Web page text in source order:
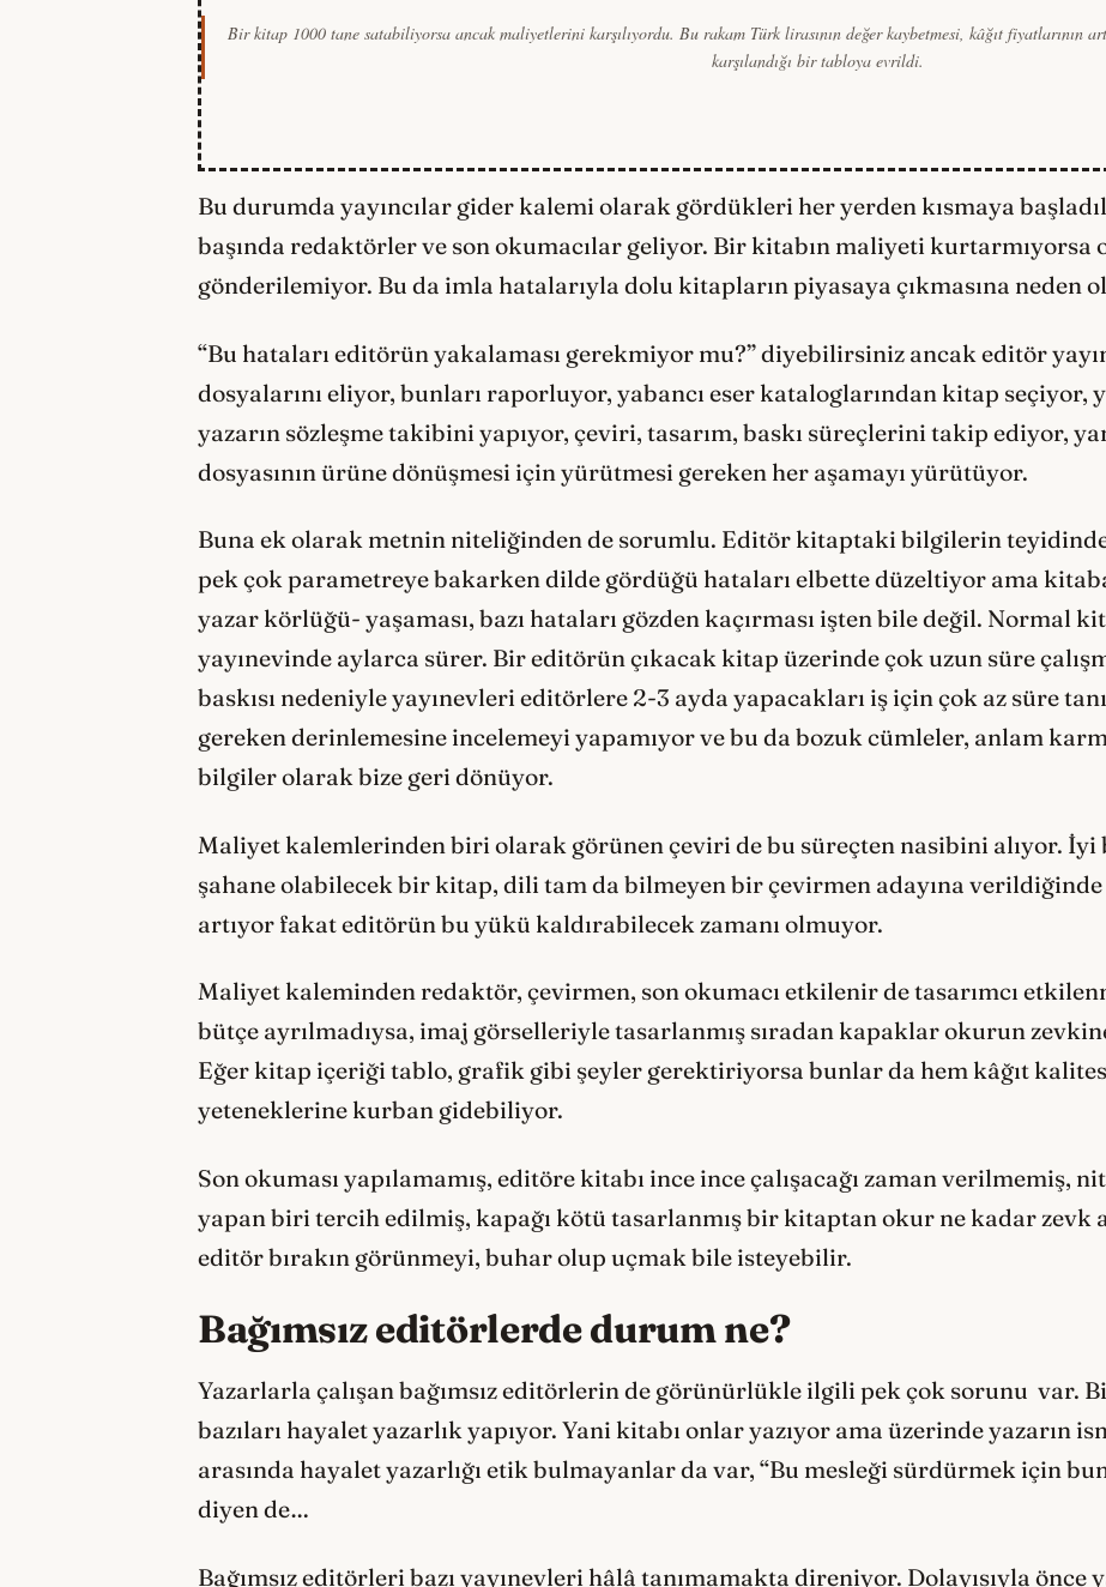
Bir kitap 1000 tane satabiliyorsa ancak maliyetlerini karşılıyordu. Bu rakam Türk lirasının değer kaybetmesi, kâğıt fiyatlarının
karşılandığı bir tabloya evrildi.
Bu durumda yayıncılar gider kalemi olarak gördükleri her yerden kısmaya
başında redaktörler ve son okumacılar geliyor. Bir kitabın maliyeti kurtarmıyorsa
gönderilemiyor. Bu da imla hatalarıyla dolu kitapların piyasaya çıkmasına neden
“Bu hataları editörün yakalaması gerekmiyor mu?” diyebilirsiniz ancak editör
dosyalarını eliyor, bunları raporluyor, yabancı eser kataloglarından kitap seçiyor,
yazarın sözleşme takibini yapıyor, çeviri, tasarım, baskı süreçlerini takip ediyor,
dosyasının ürüne dönüşmesi için yürütmesi gereken her aşamayı yürütüyor.
Buna ek olarak metnin niteliğinden de sorumlu. Editör kitaptaki bilgilerin
pek çok parametreye bakarken dilde gördüğü hataları elbette düzeltiyor ama
yazar körlüğü- yaşaması, bazı hataları gözden kaçırması işten bile değil. Normal
yayınevinde aylarca sürer. Bir editörün çıkacak kitap üzerinde çok uzun süre
baskısı nedeniyle yayınevleri editörlere 2-3 ayda yapacakları iş için çok az süre
gereken derinlemesine incelemeyi yapamıyor ve bu da bozuk cümleler, anlam
bilgiler olarak bize geri dönüyor.
Maliyet kalemlerinden biri olarak görünen çeviri de bu süreçten nasibini alıyor.
şahane olabilecek bir kitap, dili tam da bilmeyen bir çevirmen adayına
artıyor fakat editörün bu yükü kaldırabilecek zamanı olmuyor.
Maliyet kaleminden redaktör, çevirmen, son okumacı etkilenir de tasarımcı
bütçe ayrılmadıysa, imaj görselleriyle tasarlanmış sıradan kapaklar okurun
Eğer kitap içeriği tablo, grafik gibi şeyler gerektiriyorsa bunlar da hem kâğıt
yeteneklerine kurban gidebiliyor.
Son okuması yapılamamış, editöre kitabı ince ince çalışacağı zaman verilmemiş,
yapan biri tercih edilmiş, kapağı kötü tasarlanmış bir kitaptan okur ne kadar
editör bırakın görünmeyi, buhar olup uçmak bile isteyebilir.
Bağımsız editörlerde durum ne?
Yazarlarla çalışan bağımsız editörlerin de görünürlükle ilgili pek çok sorunu var.
bazıları hayalet yazarlık yapıyor. Yani kitabı onlar yazıyor ama üzerinde yazarın
arasında hayalet yazarlığı etik bulmayanlar da var, “Bu mesleği sürdürmek için
diyen de…
Bağımsız editörleri bazı yayınevleri hâlâ tanımamakta direniyor. Dolayısıyla önce